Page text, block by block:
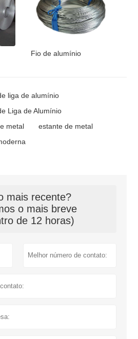
Fio de alumínio
liga de alumínio
Liga de Alumínio
metal
estante de metal
mais recente?
o mais breve
de 12 horas)